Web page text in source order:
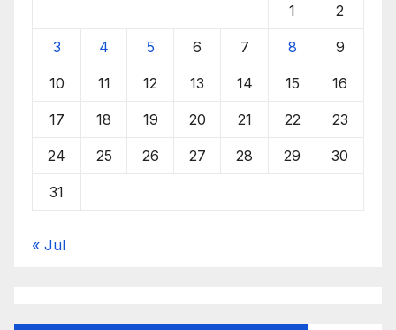
1 2
3 4 5 6 7 8 9
10 11 12 13 14 15 16
17 18 19 20 21 22 23
24 25 26 27 28 29 30
31
« Jul